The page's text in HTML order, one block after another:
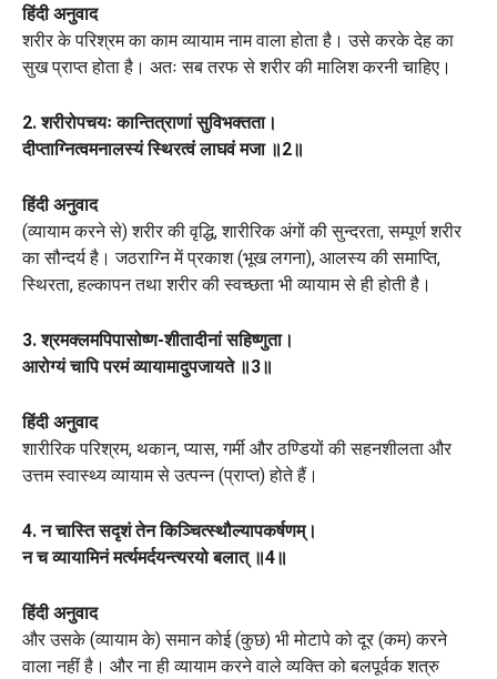
हिंदी अनुवाद
शरीर के परिश्रम का काम व्यायाम नाम वाला होता है। उसे करके देह का
सुख प्राप्त होता है। अतः सब तरफ से शरीर की मालिश करनी चाहिए।
2. शरीरोपचयः कान्तित्राणां सुविभक्तता।
दीप्ताग्नित्वमनालस्यं स्थिरत्वं लाघवं मजा ॥2॥
हिंदी अनुवाद
(व्यायाम करने से) शरीर की वृद्धि, शारीरिक अंगों की सुन्दरता, सम्पूर्ण शरीर
का सौन्दर्य है। जठराग्नि में प्रकाश (भूख लगना), आलस्य की समाप्ति,
स्थिरता, हल्कापन तथा शरीर की स्वच्छता भी व्यायाम से ही होती है।
3. श्रमक्लमपिपासोष्ण-शीतादीनां सहिष्णुता।
आरोग्यं चापि परमं व्यायामादुपजायते ॥3॥
हिंदी अनुवाद
शारीरिक परिश्रम, थकान, प्यास, गर्मी और ठण्डियों की सहनशीलता और
उत्तम स्वास्थ्य व्यायाम से उत्पन्न (प्राप्त) होते हैं।
4. न चास्ति सदृशं तेन किञ्चित्स्थौल्यापकर्षणम्।
न च व्यायामिनं मर्त्यमर्दयन्त्यरयो बलात् ॥4॥
हिंदी अनुवाद
और उसके (व्यायाम के) समान कोई (कुछ) भी मोटापे को दूर (कम) करने
वाला नहीं है। और ना ही व्यायाम करने वाले व्यक्ति को बलपूर्वक शत्रु